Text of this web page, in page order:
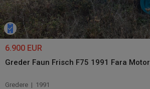
6.900 EUR
Greder Faun Frisch F75 1991 Fara Motor
Gredere | 1991